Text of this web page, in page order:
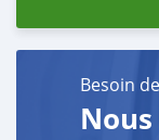
Besoin